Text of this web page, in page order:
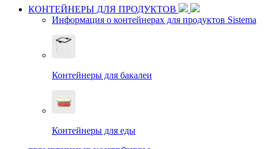
КОНТЕЙНЕРЫ ДЛЯ ПРОДУКТОВ
Информация о контейнерах для продуктов Sistema
Контейнеры для бакалеи
Контейнеры для еды